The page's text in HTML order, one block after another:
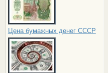
Цена бумажных денег СССР